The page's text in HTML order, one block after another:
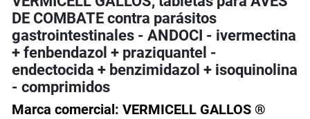
DE COMBATE contra parásitos
gastrointestinales - ANDOCI - ivermectina
+ fenbendazol + praziquantel -
endectocida + benzimidazol + isoquinolina
- comprimidos
Marca comercial: VERMICELL GALLOS ®